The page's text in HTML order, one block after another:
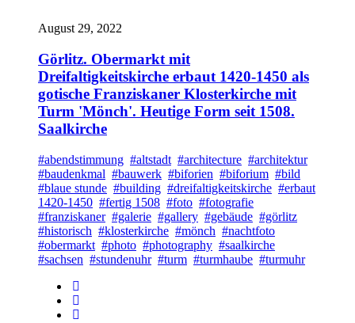
August 29, 2022
Görlitz. Obermarkt mit
Dreifaltigkeitskirche erbaut 1420-1450 als
gotische Franziskaner Klosterkirche mit
Turm 'Mönch'. Heutige Form seit 1508.
Saalkirche
#abendstimmung #altstadt #architecture #architektur
#baudenkmal #bauwerk #biforien #biforium #bild
#blaue stunde #building #dreifaltigkeitskirche #erbaut
1420-1450 #fertig 1508 #foto #fotografie
#franziskaner #galerie #gallery #gebäude #görlitz
#historisch #klosterkirche #mönch #nachtfoto
#obermarkt #photo #photography #saalkirche
#sachsen #stundenuhr #turm #turmhaube #turmuhr